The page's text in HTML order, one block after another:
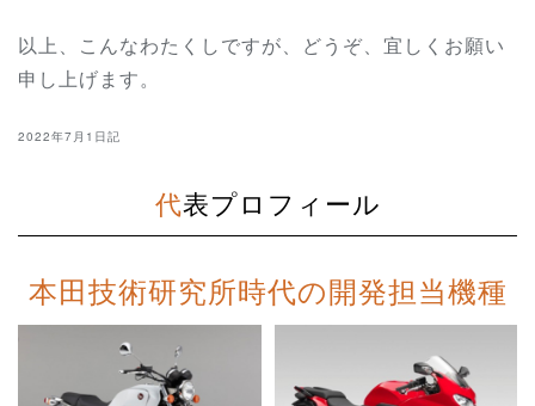
以上、こんなわたくしですが、どうぞ、宜しくお願い
申し上げます。
2022年7月1日記
代表プロフィール
本田技術研究所時代の開発担当機種